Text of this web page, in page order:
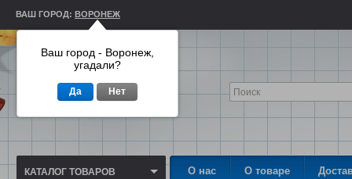
ВАШ ГОРОД: ВОРОНЕЖ
КАТАЛОГ ТОВАРОВ О нас О товаре
Ваш город - Воронеж,
угадали?
Да Нет